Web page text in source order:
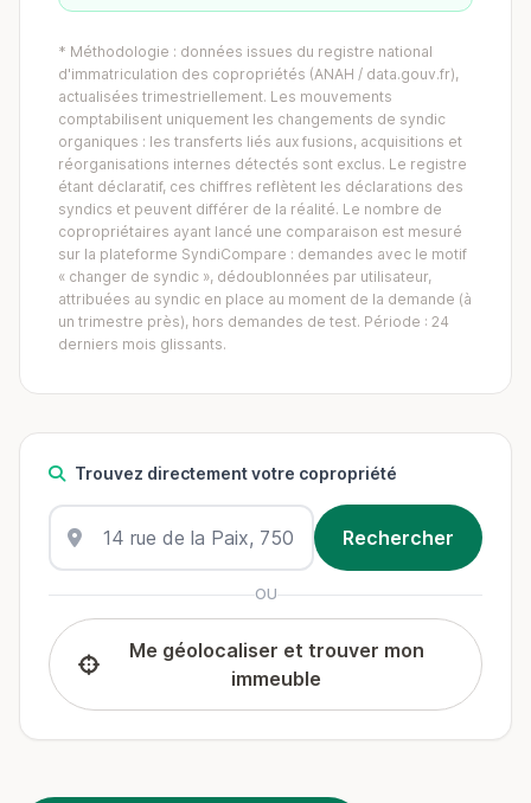
* Méthodologie : données issues du registre national
d'immatriculation des copropriétés (ANAH / data.gouv.fr),
actualisées trimestriellement. Les mouvements
comptabilisent uniquement les changements de syndic
organiques : les transferts liés aux fusions, acquisitions et
réorganisations internes détectés sont exclus. Le registre
étant déclaratif, ces chiffres reflètent les déclarations des
syndics et peuvent différer de la réalité. Le nombre de
copropriétaires ayant lancé une comparaison est mesuré
sur la plateforme SyndiCompare : demandes avec le motif
« changer de syndic », dédoublonnées par utilisateur,
attribuées au syndic en place au moment de la demande (à
un trimestre près), hors demandes de test. Période : 24
derniers mois glissants.
Trouvez directement votre copropriété
OU
Me géolocaliser et trouver mon
immeuble